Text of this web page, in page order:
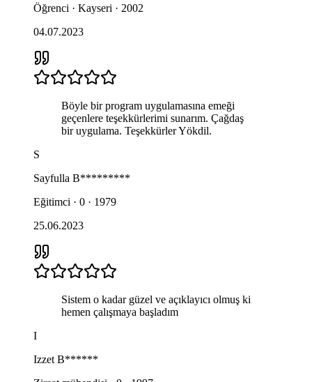
Öğrenci · Kayseri · 2002
04.07.2023
Böyle bir program uygulamasına emeği
geçenlere teşekkürlerimi sunarım. Çağdaş
bir uygulama. Teşekkürler Yökdil.
S
Sayfulla B*********
Eğitimci · 0 · 1979
25.06.2023
Sistem o kadar güzel ve açıklayıcı olmuş ki
hemen çalışmaya başladım
I
Izzet B******